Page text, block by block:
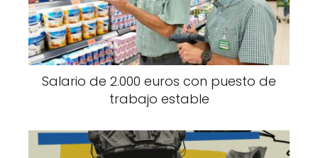
Salario de 2.000 euros con puesto de
trabajo estable